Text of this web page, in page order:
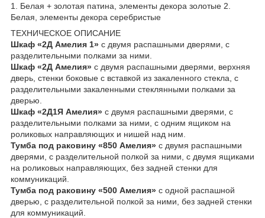
1. Белая + золотая патина, элементы декора золотые 2.
Белая, элементы декора серебристые
ТЕХНИЧЕСКОЕ ОПИСАНИЕ
Шкаф «2Д Амелия 1» с двумя распашными дверями, с
разделительными полками за ними.
Шкаф «2Д Амелия» с двумя распашными дверями, верхняя
дверь, стенки боковые с вставкой из закаленного стекла, с
разделительными закаленными стеклянными полками за
дверью.
Шкаф «2Д1Я Амелия» с двумя распашными дверями, с
разделительными полками за ними, с одним ящиком на
роликовых направляющих и нишей над ним.
Тумба под раковину «850 Амелия» с двумя распашными
дверями, с разделительной полкой за ними, с двумя ящиками
на роликовых направляющих, без задней стенки для
коммуникаций.
Тумба под раковину «500 Амелия» с одной распашной
дверью, с разделительной полкой за ними, без задней стенки
для коммуникаций.